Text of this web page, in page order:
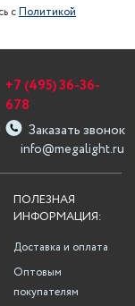
сПолитикой
info@megalight.ru
+7 (495) 36-36-
678
Заказать звонок
ПОЛЕЗНАЯ
ИНФОРМАЦИЯ:
Доставка и оплата
Оптовым
покупателям